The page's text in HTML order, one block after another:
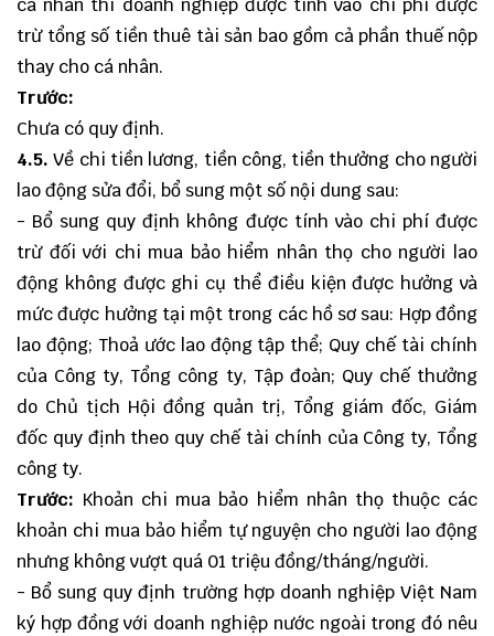
cá nhân thì doanh nghiệp được tính vào chí phí được
trừ tổng số tiền thuê tài sản bao gồm cả phần thuế nộp
thay cho cá nhân.
Trước:
Chưa có quy định.
4.5. Về chi tiền lương, tiền công, tiền thưởng cho người
lao động sửa đổi, bổ sung một số nội dung sau:
- Bổ sung quy định không được tính vào chi phí được
trừ đối với chi mua bảo hiểm nhân thọ cho người lao
động không được ghi cụ thể điều kiện được hưởng và
mức được hưởng tại một trong các hồ sơ sau: Hợp đồng
lao động; Thoả ước lao động tập thể; Quy chế tài chính
của Công ty, Tổng công ty, Tập đoàn; Quy chế thưởng
do Chủ tịch Hội đồng quản trị, Tổng giám đốc, Giám
đốc quy định theo quy chế tài chính của Công ty, Tổng
công ty.
Trước: Khoản chi mua bảo hiểm nhân thọ thuộc các
khoản chi mua bảo hiểm tự nguyện cho người lao động
nhưng không vượt quá 01 triệu đồng/tháng/người.
- Bổ sung quy định trường hợp doanh nghiệp Việt Nam
ký hợp đồng với doanh nghiệp nước ngoài trong đó nêu